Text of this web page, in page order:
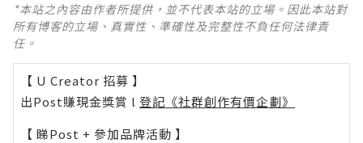
*本站之內容由作者所提供，並不代表本站的立場。因此本站對
所有博客的立場、真實性、準確性及完整性不負任何法律責
任。
【 U Creator 招募 】
出Post賺現金獎賞 l 登記《社群創作有價企劃》
【 睇Post + 參加品牌活動 】